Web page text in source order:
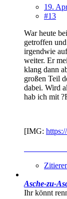
19.
#13
War heute
getroffen
irgendwie
weiter. Er
klang dann
großen Teil
dabei. Wird
hab ich mit
[IMG:
Asche-zu-
Ihr könnt